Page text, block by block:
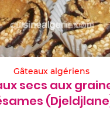
Gâteaux algériens
secs aux